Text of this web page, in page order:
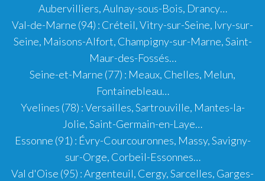
Aubervilliers,Aulnay-sous-Bois, Drancy…
Val-de-Marne (94) : Créteil,Vitry-sur-Seine, Ivry-sur-
Seine, Maisons-Alfort, Champigny-sur-Marne,Saint-
Maur-des-Fossés…
Seine-et-Marne (77) : Meaux, Chelles, Melun,
Fontainebleau…
Yvelines (78) :Versailles,Sartrouville, Mantes-la-
Jolie,Saint-Germain-en-Laye…
Essonne (91) : Évry-Courcouronnes, Massy,Savigny-
sur-Orge, Corbeil-Essonnes…
Val d'Oise (95) :Argenteuil, Cergy,Sarcelles, Garges-